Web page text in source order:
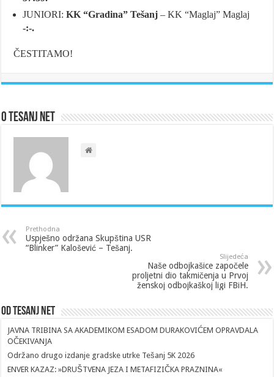
JUNIORI:KK “Gradina” Tešanj – KK “Maglaj” Maglaj
-:-.
ČESTITAMO!
O Tesanj Net
Prethodna
Uspješno održana Skupština USR
“Blinker” Kalošević – Tešanj.
Slijedeća
Naše odbojkašice započele
proljetni dio takmičenja u Prvoj
ženskoj odbojkaškoj ligi FBiH.
Od Tesanj Net
JAVNA TRIBINA SA AKADEMIKOM ESADOM DURAKOVIĆEM OPRAVDALA
OČEKIVANJA
Održano drugo izdanje gradske utrke Tešanj 5K 2026
ENVER KAZAZ: »DRUŠTVENA JEZA I METAFIZIČKA PRAZNINA«